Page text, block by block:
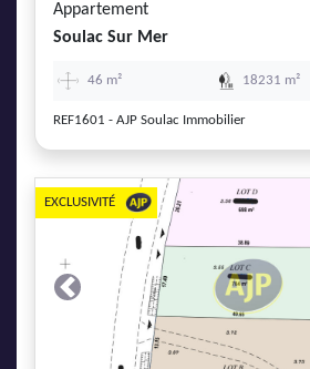
Appartement
Soulac Sur Mer
46 m² 18231 m²
REF1601 - AJP Soulac Immobilier
Previous
EXCLUSIVITÉ